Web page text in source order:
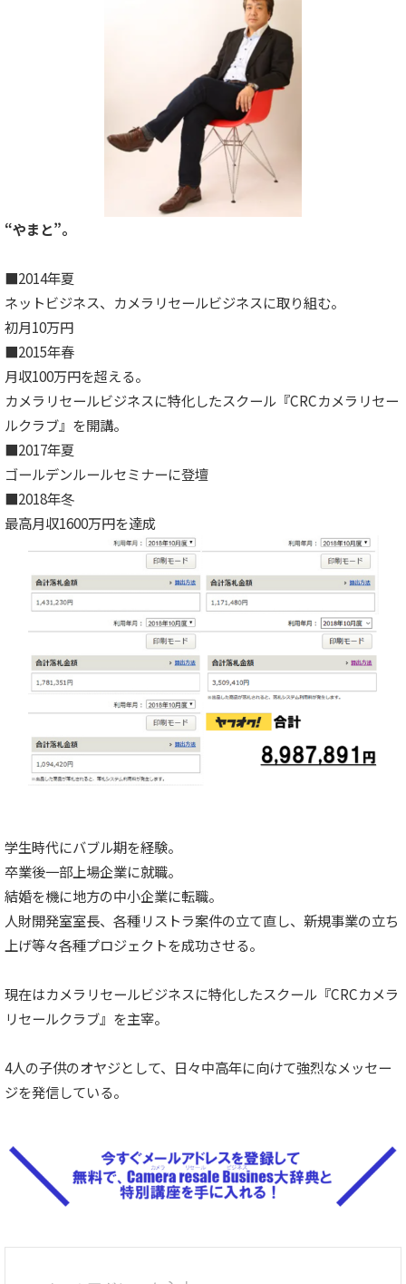
“やまと”。
■2014年夏
ネットビジネス、カメラリセールビジネスに取り組む。
初月10万円
■2015年春
月収100万円を超える。
カメラリセールビジネスに特化したスクール『CRCカメラリセー
ルクラブ』を開講。
■2017年夏
ゴールデンルールセミナーに登壇
■2018年冬
最高月収1600万円を達成
学生時代にバブル期を経験。
卒業後一部上場企業に就職。
結婚を機に地方の中小企業に転職。
人財開発室室長、各種リストラ案件の立て直し、新規事業の立ち
上げ等々各種プロジェクトを成功させる。
現在はカメラリセールビジネスに特化したスクール『CRCカメラ
リセールクラブ』を主宰。
4人の子供のオヤジとして、日々中高年に向けて強烈なメッセー
ジを発信している。